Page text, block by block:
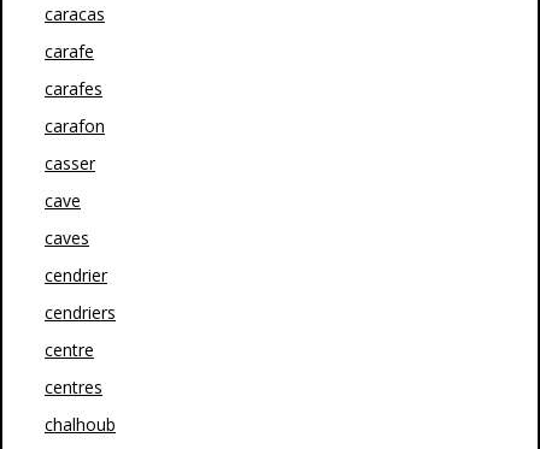
caracas
carafe
carafes
carafon
casser
cave
caves
cendrier
cendriers
centre
centres
chalhoub